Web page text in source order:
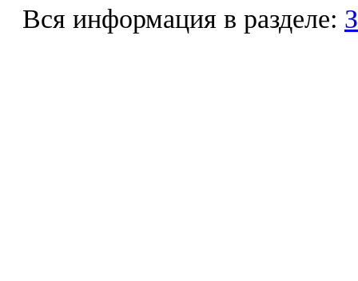
Вся информация в разделе: